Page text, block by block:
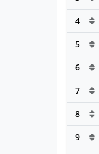
4
5
6
7
8
9